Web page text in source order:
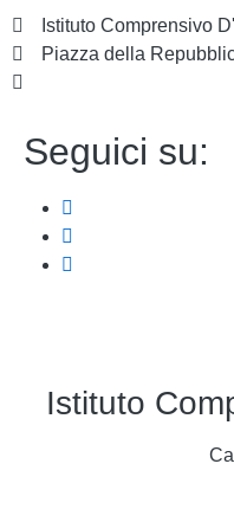
Istituto Comprensivo
Piazza della
Seguici su:
Istituto